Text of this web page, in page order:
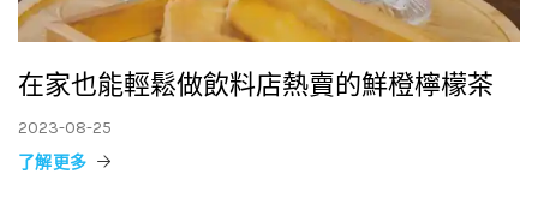
在家也能輕鬆做飲料店熱賣的鮮橙檸檬茶
2023-08-25
了解更多